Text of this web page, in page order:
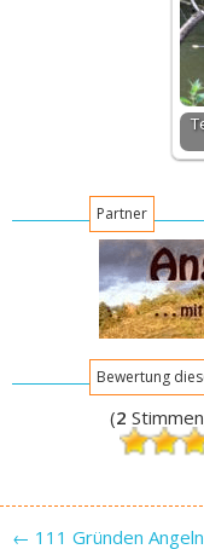
Partner
Bewertung
(2
Post navigation
← 111 Gründen